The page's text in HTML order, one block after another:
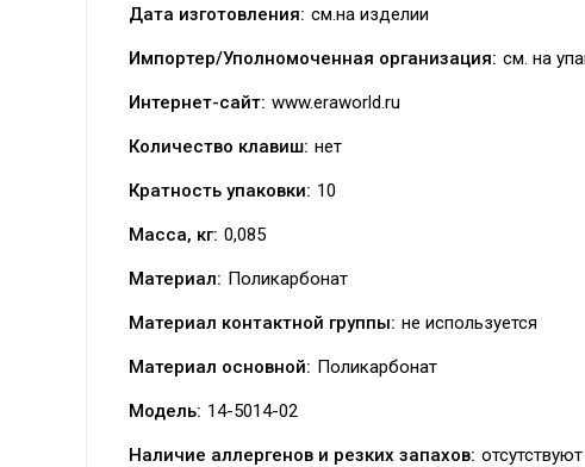
Дата изготовления: см.на изделии
Импортер/Уполномоченная организация: см. на
Интернет-сайт: www.eraworld.ru
Количество клавиш: нет
Кратность упаковки: 10
Масса, кг: 0,085
Материал: Поликарбонат
Материал контактной группы: не используется
Материал основной: Поликарбонат
Модель: 14-5014-02
Наличие аллергенов и резких запахов: отсутствуют